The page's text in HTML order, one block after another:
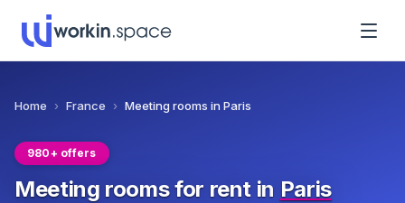
Home › France › Meeting rooms in Paris
980+ offers
Meeting rooms for rent in Paris